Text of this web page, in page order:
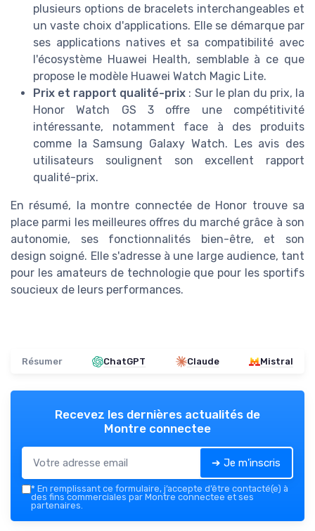
plusieurs options de bracelets interchangeables et
un vaste choix d'applications. Elle se démarque par
ses applications natives et sa compatibilité avec
l'écosystème Huawei Health, semblable à ce que
propose le modèle Huawei Watch Magic Lite.
Prix et rapport qualité-prix : Sur le plan du prix, la
Honor Watch GS 3 offre une compétitivité
intéressante, notamment face à des produits
comme la Samsung Galaxy Watch. Les avis des
utilisateurs soulignent son excellent rapport
qualité-prix.
En résumé, la montre connectée de Honor trouve sa
place parmi les meilleures offres du marché grâce à son
autonomie, ses fonctionnalités bien-être, et son
design soigné. Elle s'adresse à une large audience, tant
pour les amateurs de technologie que pour les sportifs
soucieux de leurs performances.
Résumer ChatGPT Claude Mistral
Recevez les dernières actualités de
Montre connectee
➔ Je m'inscris
* En remplissant ce formulaire, j’accepte d’être contacté(e) à
des fins commerciales par Montre connectee et ses
partenaires.